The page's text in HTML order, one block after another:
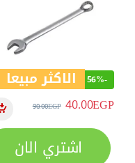
-
56% الاكثر مبيعا
40.00EGP
90.00EGP
اشتري الان